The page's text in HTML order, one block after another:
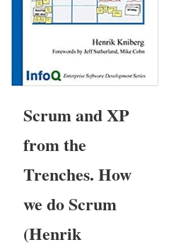
Scrum and XP
from the
Trenches. How
we do Scrum
(Henrik